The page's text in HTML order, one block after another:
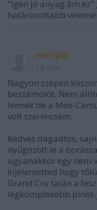
"igen jó anyag ám
határozottabb
európai
Nagyon szépen
beszámolót. Nem
lennék de a Meo-
volt szerencsém.
Kedves dagadtos,
nyűgözött le a
ugyanakkor egy nem
kijelentetted hogy
Grand Cru talán a
legkomplexebb